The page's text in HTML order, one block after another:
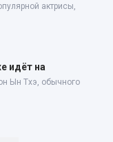
актрисы,
идёт на
Ын Тхэ, обычного